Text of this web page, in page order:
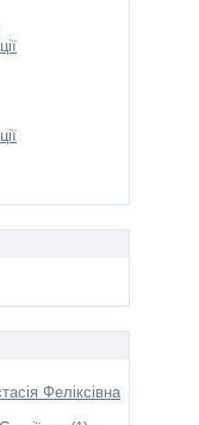
Феліксівна